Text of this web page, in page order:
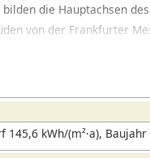
die Hauptachsen
von der Frankfurter
man den Weg ins
kWh/(m²·a), Baujahr